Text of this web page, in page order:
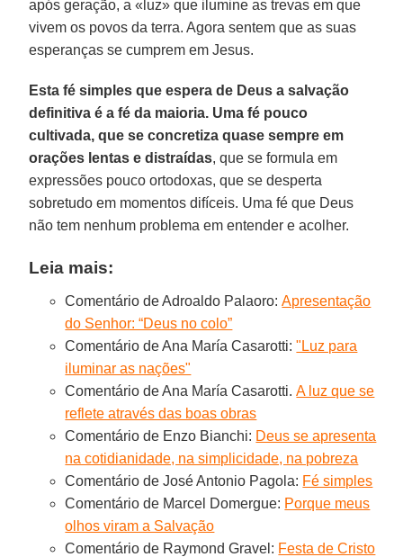
após geração, a «luz» que ilumine as trevas em que
vivem os povos da terra. Agora sentem que as suas
esperanças se cumprem em Jesus.
Esta fé simples que espera de Deus a salvação
definitiva é a fé da maioria. Uma fé pouco
cultivada, que se concretiza quase sempre em
orações lentas e distraídas, que se formula em
expressões pouco ortodoxas, que se desperta
sobretudo em momentos difíceis. Uma fé que Deus
não tem nenhum problema em entender e acolher.
Leia mais:
Comentário de Adroaldo Palaoro:Apresentação
do Senhor: “Deus no colo”
Comentário de Ana María Casarotti:"Luz para
iluminar as nações"
Comentário de Ana María Casarotti.A luz que se
reflete através das boas obras
Comentário de Enzo Bianchi: Deus se apresenta
na cotidianidade, na simplicidade, na pobreza
Comentário de José Antonio Pagola: Fé simples
Comentário de Marcel Domergue: Porque meus
olhos viram a Salvação
Comentário de Raymond Gravel: Festa de Cristo